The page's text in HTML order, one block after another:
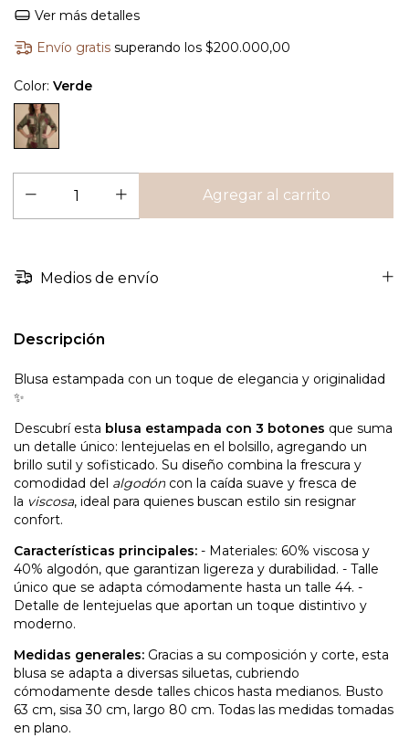
Ver más detalles
Envío gratis superando los$200.000,00
Color: Verde
Medios de envío
Descripción
Blusa estampada con un toque de elegancia y originalidad
✨
Descubrí esta blusa estampada con 3 botones que suma
un detalle único: lentejuelas en el bolsillo, agregando un
brillo sutil y sofisticado. Su diseño combina la frescura y
comodidad del algodón con la caída suave y fresca de
la viscosa, ideal para quienes buscan estilo sin resignar
confort.
Características principales: - Materiales: 60% viscosa y
40% algodón, que garantizan ligereza y durabilidad. - Talle
único que se adapta cómodamente hasta un talle 44. -
Detalle de lentejuelas que aportan un toque distintivo y
moderno.
Medidas generales: Gracias a su composición y corte, esta
blusa se adapta a diversas siluetas, cubriendo
cómodamente desde talles chicos hasta medianos. Busto
63 cm, sisa 30 cm, largo 80 cm. Todas las medidas tomadas
en plano.